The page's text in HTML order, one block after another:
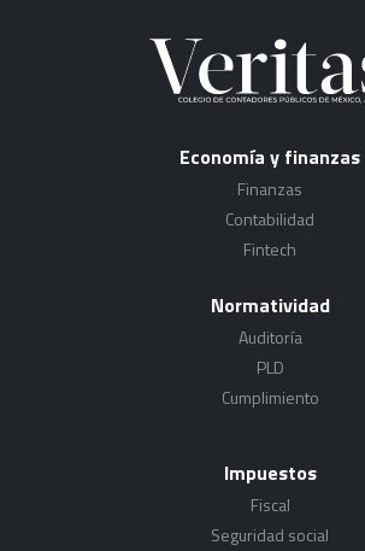
Economía y finanzas
Finanzas
Contabilidad
Fintech
Normatividad
Auditoría
PLD
Cumplimiento
Impuestos
Fiscal
Seguridad social